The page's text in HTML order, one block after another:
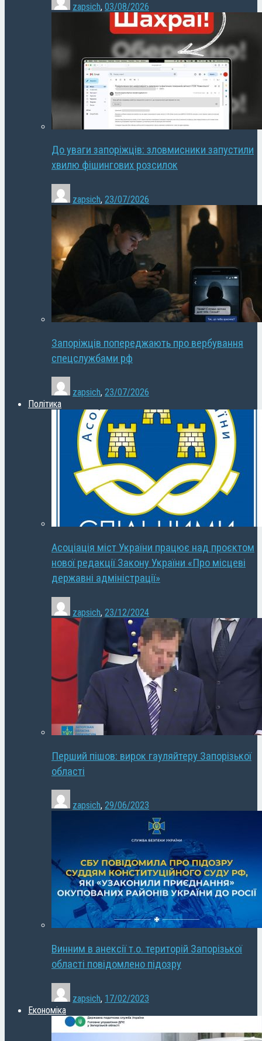
zapsich, 03/08/2026
До уваги запоріжців: зловмисники запустили
хвилю фішингових розсилок
zapsich, 23/07/2026
Запоріжців попереджають про вербування
спецслужбами рф
zapsich, 23/07/2026
Політика
Асоціація міст України працює над проєктом
нової редакції Закону України «Про місцеві
державні адміністрації»
zapsich, 23/12/2024
Перший пішов: вирок гауляйтеру Запорізької
області
zapsich, 29/06/2023
Винним в анексії т.о. територій Запорізької
області повідомлено підозру
zapsich, 17/02/2023
Економіка